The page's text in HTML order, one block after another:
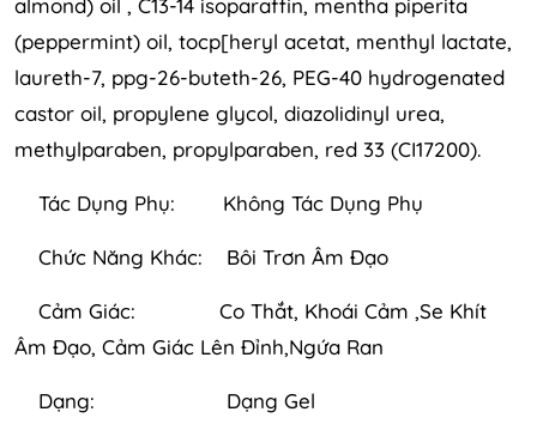
almond) oil , C13-14 isoparaffin, mentha piperita
(peppermint) oil, tocp[heryl acetat, menthyl lactate,
laureth-7, ppg-26-buteth-26, PEG-40 hydrogenated
castor oil, propylene glycol, diazolidinyl urea,
methylparaben, propylparaben, red 33 (CI17200).
Tác Dụng Phụ: Không Tác Dụng Phụ
Chức Năng Khác: Bôi Trơn Âm Đạo
Cảm Giác: Co Thắt, Khoái Cảm ,Se Khít
Âm Đạo, Cảm Giác Lên Đỉnh,Ngứa Ran
Dạng: Dạng Gel